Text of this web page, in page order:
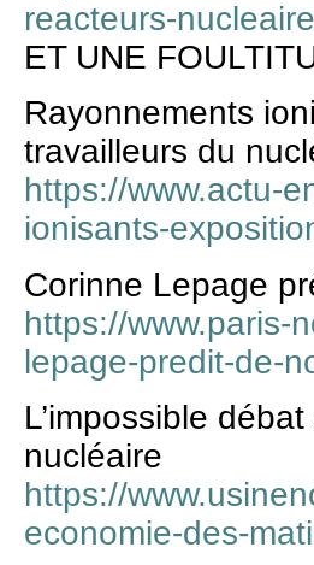
reacteurs-
ET UNE
Rayonnements
travailleurs du
https://www.actu-
ionisants-
Corinne Lepage
https://www.paris-
lepage-predit-de-
L’impossible
nucléaire
https://
economie-des-